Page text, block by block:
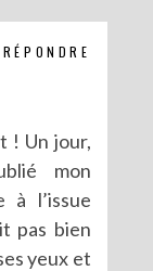
RÉPONDRE
! Un jour,
mon
à l’issue
pas bien
yeux et